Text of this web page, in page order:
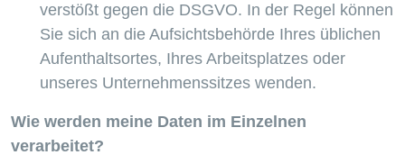
verstößt gegen die DSGVO. In der Regel können
Sie sich an die Aufsichtsbehörde Ihres üblichen
Aufenthaltsortes, Ihres Arbeitsplatzes oder
unseres Unternehmenssitzes wenden.
Wie werden meine Daten im Einzelnen
verarbeitet?